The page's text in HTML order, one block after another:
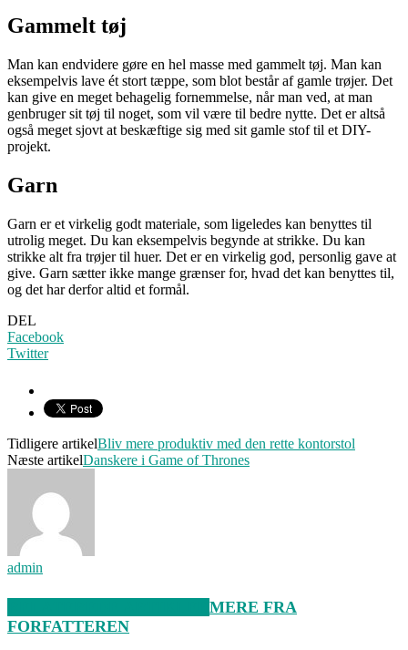
Gammelt tøj
Man kan endvidere gøre en hel masse med gammelt tøj. Man kan
eksempelvis lave ét stort tæppe, som blot består af gamle trøjer. Det
kan give en meget behagelig fornemmelse, når man ved, at man
genbruger sit tøj til noget, som vil være til bedre nytte. Det er altså
også meget sjovt at beskæftige sig med sit gamle stof til et DIY-
projekt.
Garn
Garn er et virkelig godt materiale, som ligeledes kan benyttes til
utrolig meget. Du kan eksempelvis begynde at strikke. Du kan
strikke alt fra trøjer til huer. Det er en virkelig god, personlig gave at
give. Garn sætter ikke mange grænser for, hvad det kan benyttes til,
og det har derfor altid et formål.
DEL
Facebook
Twitter
Tidligere artikelBliv mere produktiv med den rette kontorstol
Næste artikelDanskere i Game of Thrones
admin
MERE FRA
FORFATTEREN